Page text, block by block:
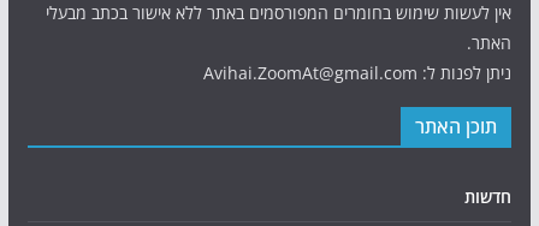
אין לעשות שימוש בחומרים המפורסמים באתר ללא אישור בכתב מבעלי
האתר.
ניתן לפנות ל: Avihai.ZoomAt@gmail.com
תוכן האתר
חדשות